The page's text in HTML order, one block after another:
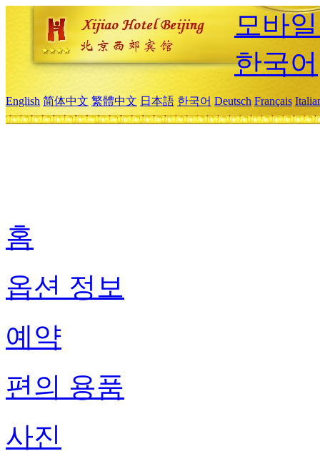
모바
한국어
English 简体中文 繁體中文 日本語 한국어 Deutsch Français
홈
옵션 정보
예약
편의 용품
사진